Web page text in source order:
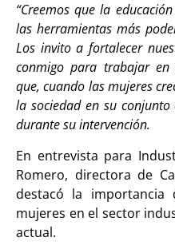
“Creemos que la
las herramientas más
Los invito a fortalecer
conmigo para trabajar en
que, cuando las mujeres
la sociedad en su conjunto
durante su intervención.
En entrevista para
Romero, directora de
destacó la
mujeres en el sector
actual.